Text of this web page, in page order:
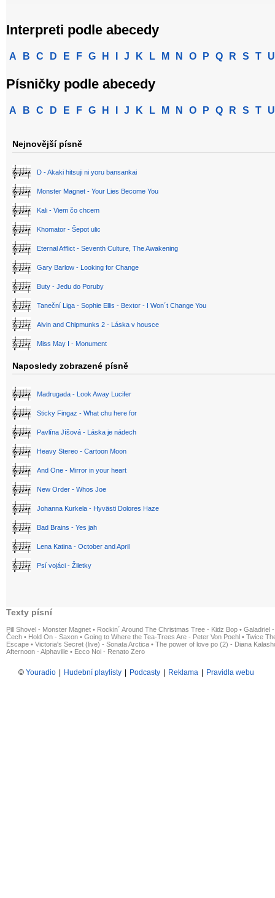
Interpreti podle abecedy
A B C D E F G H J K L M N O P Q R S T U
Písničky podle abecedy
A B C D E F G H J K L M N O P Q R S T U
Nejnovější písně
D - Akaki hitsuji ni yoru bansankai
Monster Magnet - Your Lies Become You
Kali - Viem čo chcem
Khomator - Šepot ulic
Eternal Afflict - Seventh Culture, The Awakening
Gary Barlow - Looking for Change
Buty - Jedu do Poruby
Taneční Liga - Sophie Ellis - Bextor - I Won´t Change You
Alvin and Chipmunks 2 - Láska v housce
Miss May I - Monument
Naposledy zobrazené písně
Madrugada - Look Away Lucifer
Sticky Fingaz - What chu here for
Pavlína Jíšová - Láska je nádech
Heavy Stereo - Cartoon Moon
And One - Mirror in your heart
New Order - Whos Joe
Johanna Kurkela - Hyvästi Dolores Haze
Bad Brains - Yes jah
Lena Katina - October and April
Psí vojáci - Žiletky
Texty písní
Pill Shovel - Monster Magnet • Rockin´ Around The Christmas Tree - Kidz Bop • Galadriel
Čech • Hold On - Saxon • Going to Where the Tea-Trees Are - Peter Von Poehl • Twice
Escape • Victoria's Secret (live) - Sonata Arctica • The power of love po (2) - Diana
Afternoon - Alphaville • Ecco Noi - Renato Zero
© Youradio Hudební playlisty Podcasty Reklama Pravidla webu